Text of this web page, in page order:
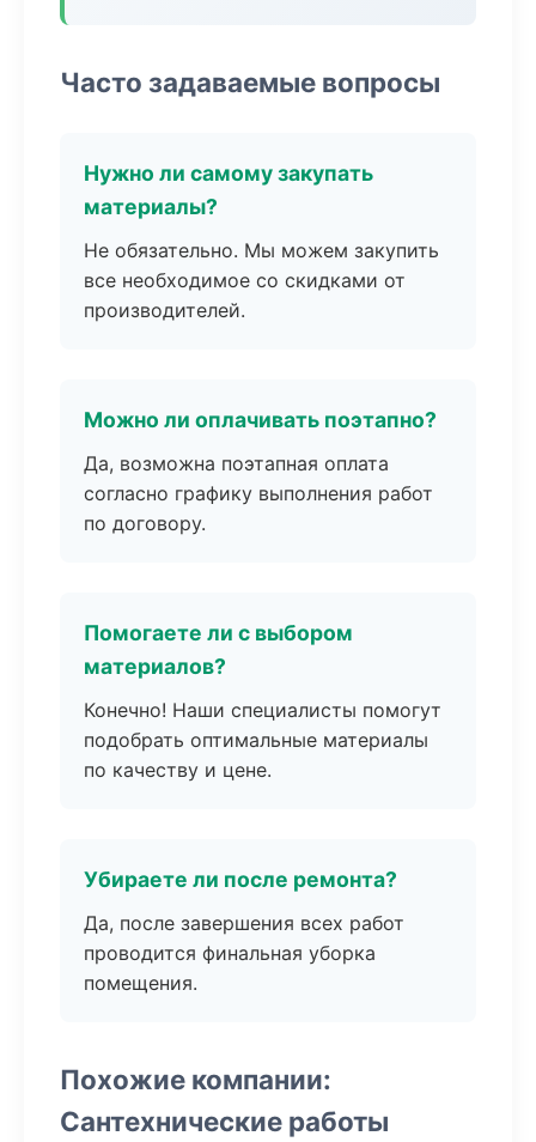
Часто задаваемые вопросы
Нужно ли самому закупать
материалы?
Не обязательно. Мы можем закупить
все необходимое со скидками от
производителей.
Можно ли оплачивать поэтапно?
Да, возможна поэтапная оплата
согласно графику выполнения работ
по договору.
Помогаете ли с выбором
материалов?
Конечно! Наши специалисты помогут
подобрать оптимальные материалы
по качеству и цене.
Убираете ли после ремонта?
Да, после завершения всех работ
проводится финальная уборка
помещения.
Похожие компании:
Сантехнические работы